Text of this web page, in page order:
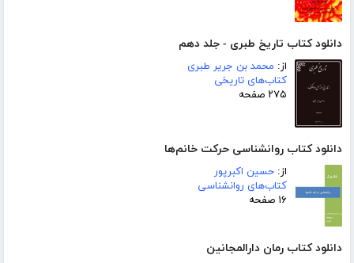
دانلود کتاب تاریخ طبری - جلد دهم
از: محمد بن جریر طبری
کتاب‌های تاریخی
۲۷۵ صفحه
دانلود کتاب روانشناسی حرکت خانم‌ها
از: حسین اکبرپور
کتاب‌های روانشناسی
۱۶ صفحه
دانلود کتاب رمان دارالمجانین